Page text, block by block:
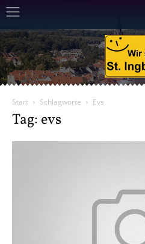
Start Schlagworte Evs
Tag: evs